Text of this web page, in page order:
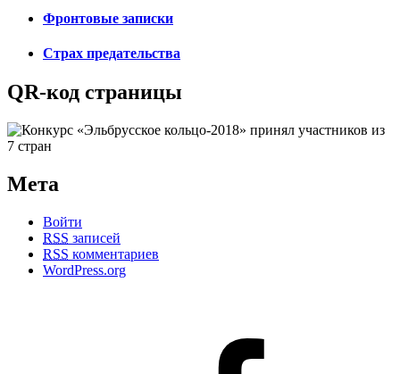
Фронтовые записки
Страх предательства
QR-код страницы
Мета
Войти
RSS записей
RSS комментариев
WordPress.org